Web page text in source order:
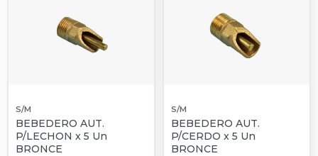
S/M
BEBEDERO AUT.
P/LECHON x 5 Un
BRONCE
S/M
BEBEDERO AUT.
P/CERDO x 5 Un
BRONCE